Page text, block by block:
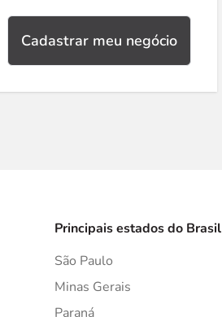
Cadastrar meu negócio
Principais estados do Brasil
São Paulo
Minas Gerais
Paraná